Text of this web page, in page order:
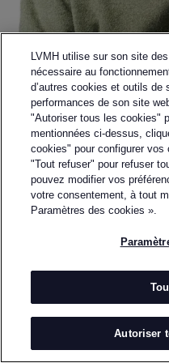
DE PINO
GABRIEL
Paris. He graduated in
Fashion Design from La
he began working as an
Margiela Artisanal,
LVMH utilise sur son site
nécessaire au
d’autres cookies et outils de
performances de son site
"Autoriser tous les cookies"
mentionnées ci-dessus,
cookies" pour configurer
"Tout refuser" pour refuser
pouvez modifier vos
votre consentement, à tout
Paramètres des cookies ».
Autoriser